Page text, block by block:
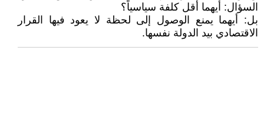
السؤال: أيهما أقل كلفة سياسياً؟
بل: أيهما يمنع الوصول إلى لحظة لا يعود فيها القرار
الاقتصادي بيد الدولة نفسها.